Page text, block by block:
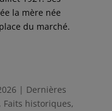
la mère née
du marché.
| Dernières
, Faits historiques,